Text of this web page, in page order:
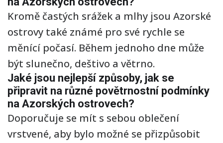
Kromě častých srážek a mlhy jsou Azorské
ostrovy také známé pro své rychle se
měnící počasí. Během jednoho dne může
být slunečno, deštivo a větrno.
Jaké jsou nejlepší způsoby, jak se
připravit na různé povětrnostní podmínky
na Azorských ostrovech?
Doporučuje se mít s sebou oblečení
vrstvené, aby bylo možné se přizpůsobit